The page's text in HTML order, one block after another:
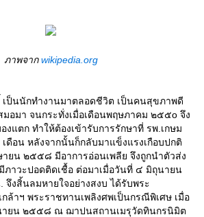
ภาพจากwikipedia.org
เป็นนักทำงานมาตลอดชีวิต เป็นคนสุขภาพดี
มอมา จนกระทั่งเมื่อเดือนพฤษภาคม ๒๕๕o จึง
งแตก ทำให้ต้องเข้ารับการรักษาที่ รพ.เกษม
ดือน หลังจากนั้นก็กลับมาแข็งแรงเกือบปกติ
ายน ๒๕๕๘ มีอาการอ่อนเพลีย จึงถูกนำตัวส่ง
ภาวะปอดติดเชื้อ ต่อมาเมื่อวันที่ ๔ มิถุนายน
งสิ้นลมหายใจอย่างสงบ ได้รับพระ
ล้าฯ พระราชทานเพลิงศพเป็นกรณีพิเศษ เมื่อ
ยน ๒๕๕๘ ณ ฌาปนสถานเมรุวัดทินกรนิมิต